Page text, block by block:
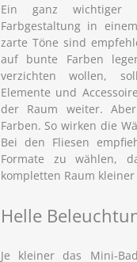
Ein ganz
Farbgestaltung in
zarte Töne sind
auf bunte Farben
verzichten wollen,
Elemente und
der Raum weiter.
Farben. So wirken die
Bei den Fliesen
Formate zu wählen,
kompletten Raum
Helle
Je kleiner das Mini-